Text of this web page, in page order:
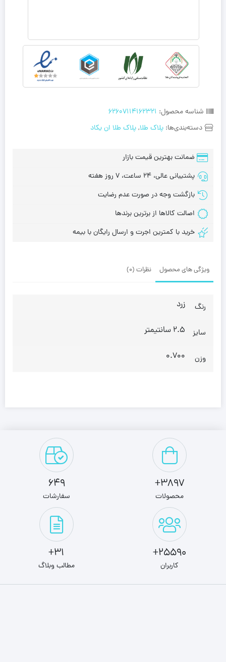
شناسه محصول: 62607114162321
دسته‌بندی‌ها: پلاک طلا,پلاک طلا ان‌ یکاد
ضمانت بهترین قیمت بازار
پشتیبانی عالی، 24 ساعت، 7 روز هفته
بازگشت وجه در صورت عدم رضایت
اصالت کالاها از برترین برندها
خرید با کمترین اجرت و ارسال رایگان با بیمه
ویژگی های محصول نظرات (0)
رنگ زرد
سایز 2.5 سانتیمتر
وزن 0.700
3897+
محصولات
649
سفارشات
25590+
کاربران
31+
مطالب وبلاگ